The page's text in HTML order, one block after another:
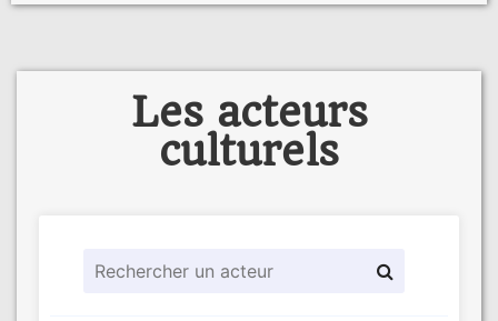
Les acteurs
culturels